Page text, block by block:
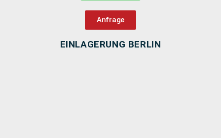
Anfrage
EINLAGERUNG BERLIN